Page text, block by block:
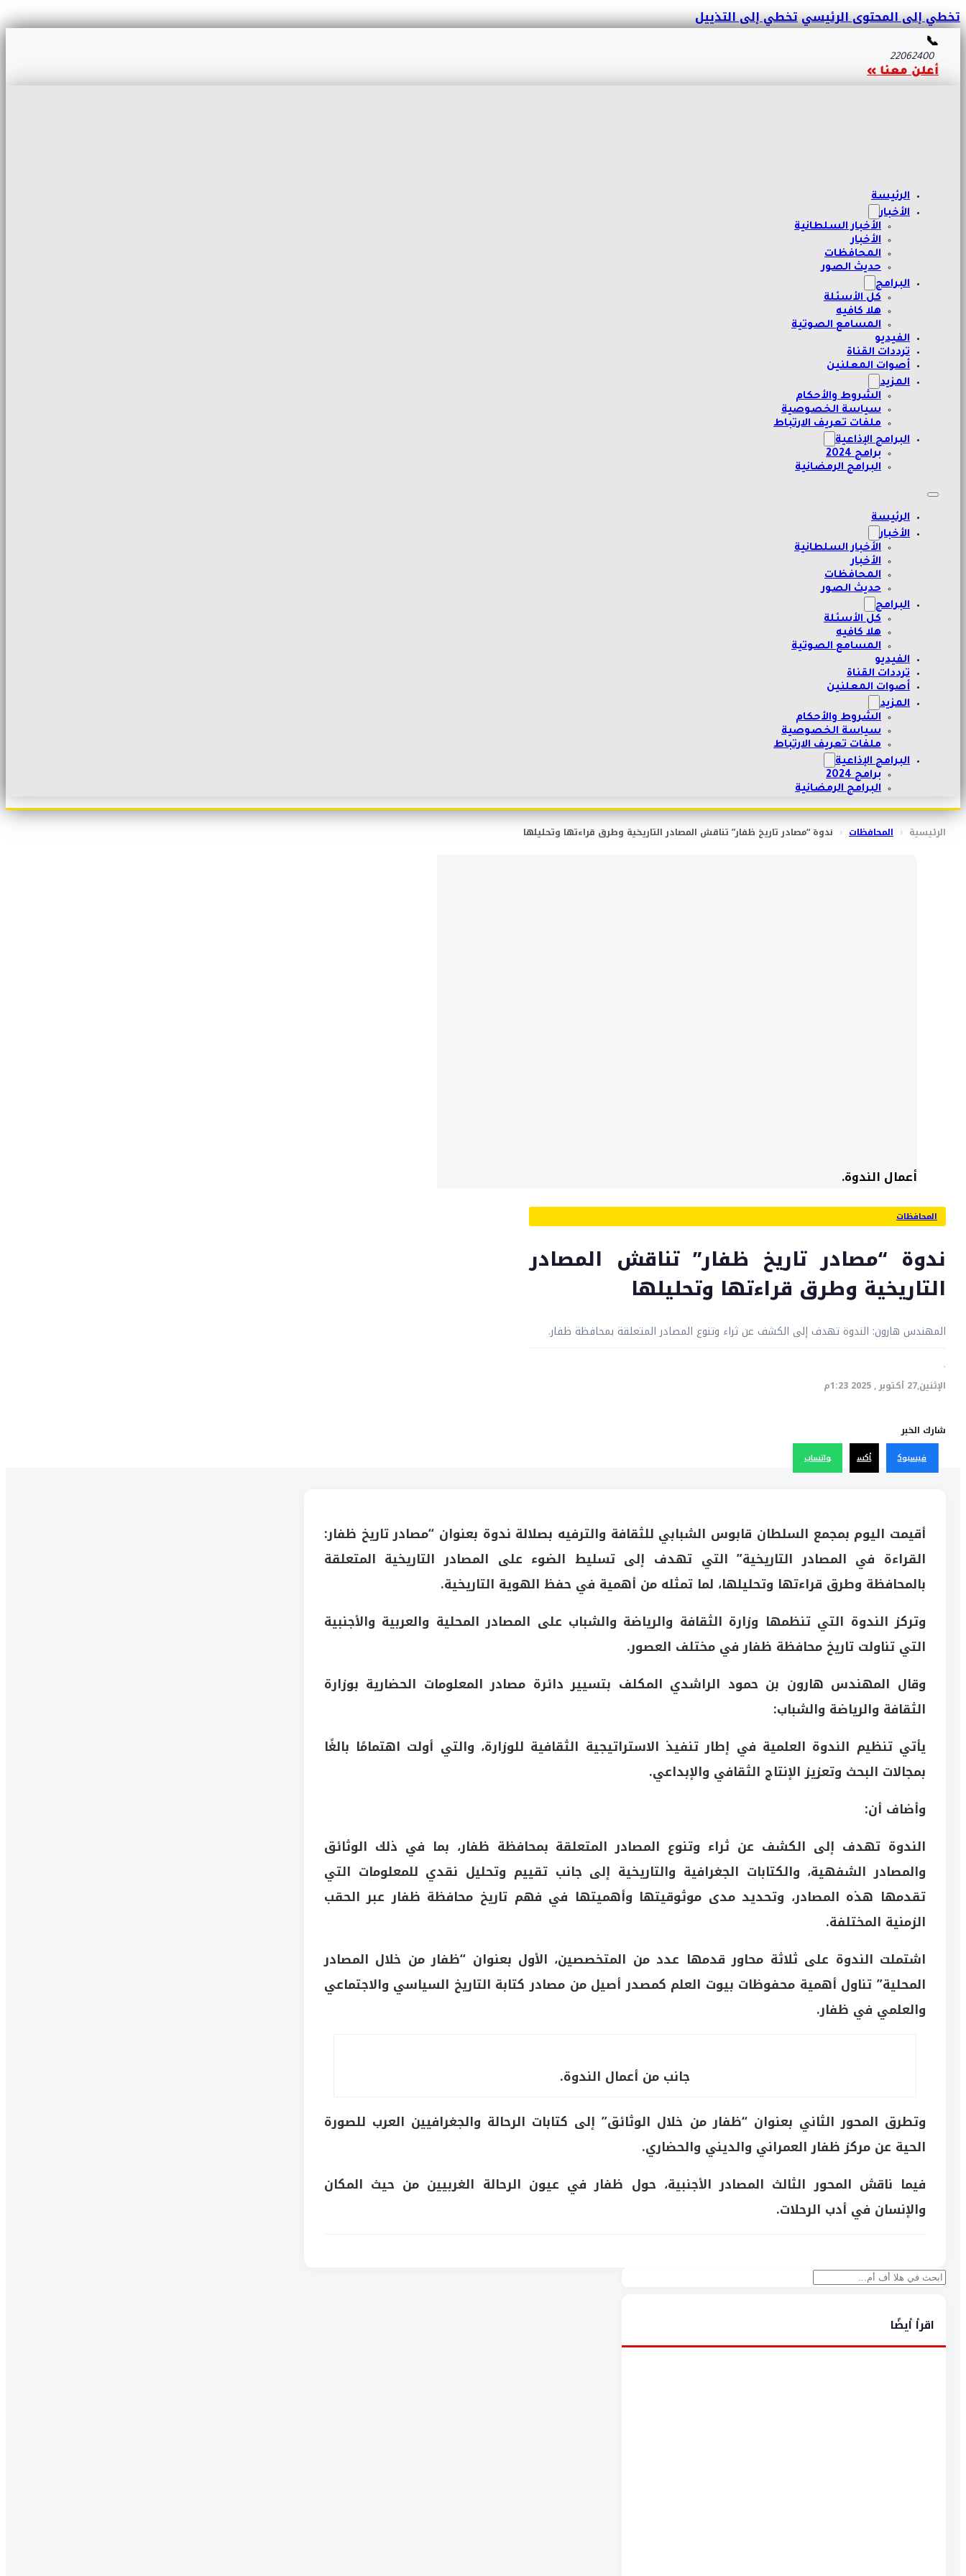
تخطي إلى المحتوى الرئيسيتخطي إلى التذييل
📞
22062400
أعلن معنا »
الرئيسة
الأخبار
الأخبار السلطانية
الأخبار
المحافظات
حديث الصور
البرامج
كل الأسئلة
هلا كافيه
المسامع الصوتية
الفيديو
ترددات القناة
أصوات المعلنين
المزيد
الشروط والأحكام
سياسة الخصوصية
ملفات تعريف الارتباط
البرامج الإذاعية
برامج 2024
البرامج الرمضانية
الرئيسة
الأخبار
الأخبار السلطانية
الأخبار
المحافظات
حديث الصور
البرامج
كل الأسئلة
هلا كافيه
المسامع الصوتية
الفيديو
ترددات القناة
أصوات المعلنين
المزيد
الشروط والأحكام
سياسة الخصوصية
ملفات تعريف الارتباط
البرامج الإذاعية
برامج 2024
البرامج الرمضانية
الرئيسية ‹ المحافظات ‹ ندوة “مصادر تاريخ ظفار” تناقش المصادر التاريخية وطرق قراءتها وتحليلها
أعمال الندوة.
المحافظات
ندوة “مصادر تاريخ ظفار” تناقش المصادر
التاريخية وطرق قراءتها وتحليلها
المهندس هارون: الندوة تهدف إلى الكشف عن ثراء وتنوع المصادر المتعلقة بمحافظة ظفار.
·
الإثنين,27 أكتوبر , 2025 1:23م
شارك الخبر
فيسبوك أكس واتساب
أقيمت اليوم بمجمع السلطان قابوس الشبابي للثقافة والترفيه بصلالة ندوة بعنوان “مصادر تاريخ ظفار:
القراءة في المصادر التاريخية” التي تهدف إلى تسليط الضوء على المصادر التاريخية المتعلقة
بالمحافظة وطرق قراءتها وتحليلها، لما تمثله من أهمية في حفظ الهوية التاريخية.
وتركز الندوة التي تنظمها وزارة الثقافة والرياضة والشباب على المصادر المحلية والعربية والأجنبية
التي تناولت تاريخ محافظة ظفار في مختلف العصور.
وقال المهندس هارون بن حمود الراشدي المكلف بتسيير دائرة مصادر المعلومات الحضارية بوزارة
الثقافة والرياضة والشباب:
يأتي تنظيم الندوة العلمية في إطار تنفيذ الاستراتيجية الثقافية للوزارة، والتي أولت اهتمامًا بالغًا
بمجالات البحث وتعزيز الإنتاج الثقافي والإبداعي.
وأضاف أن:
الندوة تهدف إلى الكشف عن ثراء وتنوع المصادر المتعلقة بمحافظة ظفار، بما في ذلك الوثائق
والمصادر الشفهية، والكتابات الجغرافية والتاريخية إلى جانب تقييم وتحليل نقدي للمعلومات التي
تقدمها هذه المصادر، وتحديد مدى موثوقيتها وأهميتها في فهم تاريخ محافظة ظفار عبر الحقب
الزمنية المختلفة.
اشتملت الندوة على ثلاثة محاور قدمها عدد من المتخصصين، الأول بعنوان “ظفار من خلال المصادر
المحلية” تناول أهمية محفوظات بيوت العلم كمصدر أصيل من مصادر كتابة التاريخ السياسي والاجتماعي
والعلمي في ظفار.
جانب من أعمال الندوة.
وتطرق المحور الثاني بعنوان “ظفار من خلال الوثائق” إلى كتابات الرحالة والجغرافيين العرب للصورة
الحية عن مركز ظفار العمراني والديني والحضاري.
فيما ناقش المحور الثالث المصادر الأجنبية، حول ظفار في عيون الرحالة الغربيين من حيث المكان
والإنسان في أدب الرحلات.
بحث
اقرأ أيضًا